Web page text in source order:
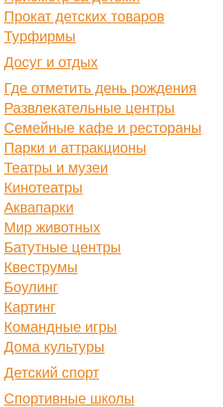
Прокат детских товаров
Турфирмы
Досуг и отдых
Где отметить день рождения
Развлекательные центры
Семейные кафе и рестораны
Парки и аттракционы
Театры и музеи
Кинотеатры
Аквапарки
Мир животных
Батутные центры
Квеструмы
Боулинг
Картинг
Командные игры
Дома культуры
Детский спорт
Спортивные школы